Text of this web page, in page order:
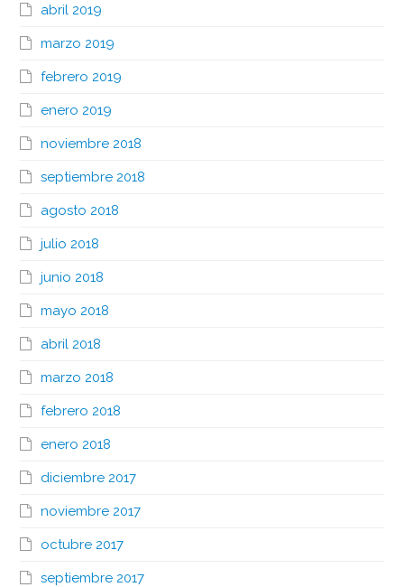
abril 2019
marzo 2019
febrero 2019
enero 2019
noviembre 2018
septiembre 2018
agosto 2018
julio 2018
junio 2018
mayo 2018
abril 2018
marzo 2018
febrero 2018
enero 2018
diciembre 2017
noviembre 2017
octubre 2017
septiembre 2017